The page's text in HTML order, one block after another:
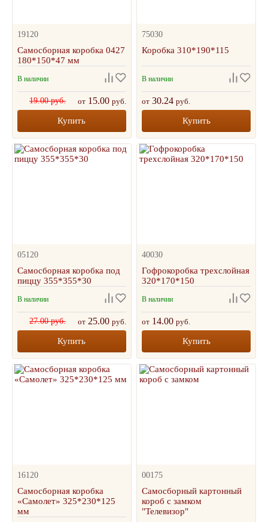
19120
Самосборная коробка 0427
180*150*47 мм
В наличии
19.00 руб. от15.00 руб.
Купить
75030
Коробка 310*190*115
В наличии
от 30.24руб.
Купить
05120
Самосборная коробка под
пиццу 355*355*30
В наличии
27.00 руб. от25.00 руб.
Купить
40030
Гофрокоробка трехслойная
320*170*150
В наличии
от 14.00руб.
Купить
16120
Самосборная коробка
«Самолет» 325*230*125
мм
00175
Самосборный картонный
короб с замком
"Телевизор"